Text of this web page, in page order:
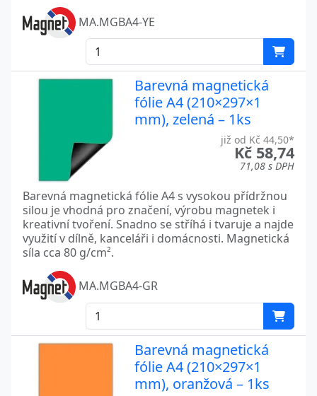
MA.MGBA4-YE
Barevná magnetická
fólie A4 (210×297×1
mm), zelená – 1ks
již od Kč 44,50*
Kč 58,74
71,08 s DPH
Barevná magnetická fólie A4 s vysokou přídržnou
silou je vhodná pro značení, výrobu magnetek i
kreativní tvoření. Snadno se stříhá i tvaruje a najde
využití v dílně, kanceláři i domácnosti. Magnetická
síla cca 80 g/cm².
MA.MGBA4-GR
Barevná magnetická
fólie A4 (210×297×1
mm), oranžová – 1ks